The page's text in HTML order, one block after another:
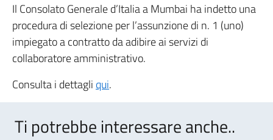
Il Consolato Generale d’Italia a Mumbai ha indetto una
procedura di selezione per l’assunzione di n. 1 (uno)
impiegato a contratto da adibire ai servizi di
collaboratore amministrativo.
Consulta i dettagli qui.
Ti potrebbe interessare anche..